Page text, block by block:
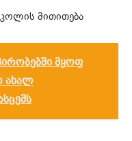
მითითება
მყოფ
ახალ